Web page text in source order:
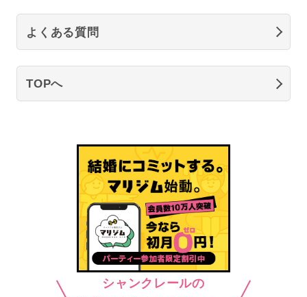
よくある質問
TOPへ
シャンクレールの